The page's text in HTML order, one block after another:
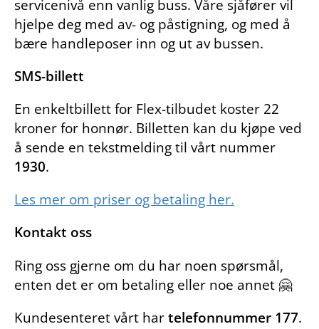
servicenivå enn vanlig buss. Våre sjåfører vil
hjelpe deg med av- og påstigning, og med å
bære handleposer inn og ut av bussen.
SMS-billett
En enkeltbillett for Flex-tilbudet koster 22
kroner for honnør. Billetten kan du kjøpe ved
å sende en tekstmelding til vårt nummer
1930.
Les mer om priser og betaling her.
Kontakt oss
Ring oss gjerne om du har noen spørsmål,
enten det er om betaling eller noe annet 🤗
Kundesenteret vårt hartelefonnummer 177.